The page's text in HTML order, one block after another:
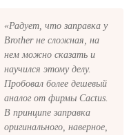
вы не
через сервис
«Радует, что заправка у
Brother не сложная, на
нем можно сказать и
научился этому делу.
Пробовал более дешевый
аналог от фирмы Cactus.
В принципе заправка
оригинального, наверное,